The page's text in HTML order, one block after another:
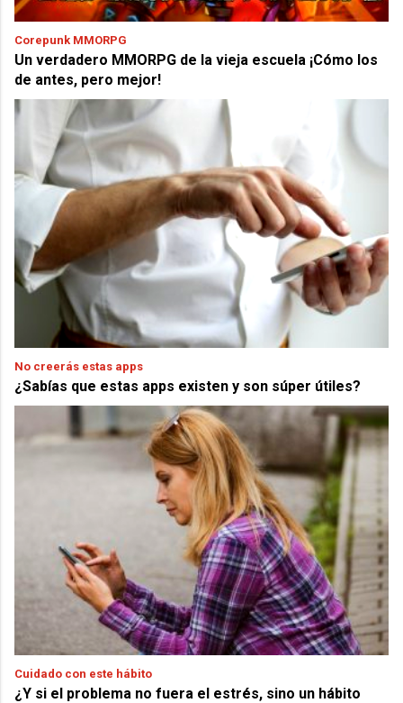
Corepunk MMORPG
Un verdadero MMORPG de la vieja escuela ¡Cómo los
de antes, pero mejor!
No creerás estas apps
¿Sabías que estas apps existen y son súper útiles?
Cuidado con este hábito
¿Y si el problema no fuera el estrés, sino un hábito